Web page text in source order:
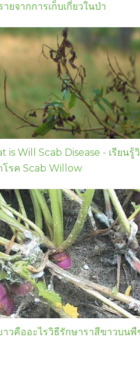
ยจากการเก็บเกี่ยวในป่า
is Will Scab Disease - เรียนรู้
โรค Scab Willow
าวคืออะไรวิธีรักษาราสีขาวบนพื